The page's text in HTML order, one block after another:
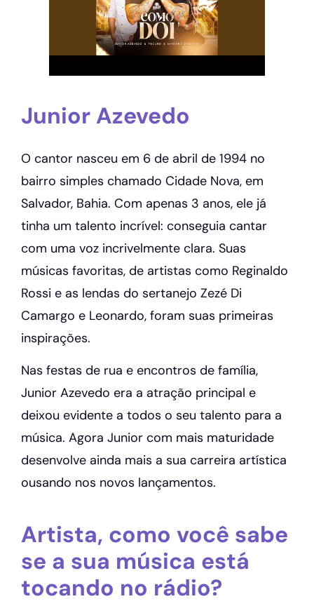
Junior Azevedo
O cantor nasceu em 6 de abril de 1994 no
bairro simples chamado Cidade Nova, em
Salvador, Bahia. Com apenas 3 anos, ele já
tinha um talento incrível: conseguia cantar
com uma voz incrivelmente clara. Suas
músicas favoritas, de artistas como Reginaldo
Rossi e as lendas do sertanejo Zezé Di
Camargo e Leonardo, foram suas primeiras
inspirações.
Nas festas de rua e encontros de família,
Junior Azevedo era a atração principal e
deixou evidente a todos o seu talento para a
música. Agora Junior com mais maturidade
desenvolve ainda mais a sua carreira artística
ousando nos novos lançamentos.
Artista, como você sabe
se a sua música está
tocando no rádio?